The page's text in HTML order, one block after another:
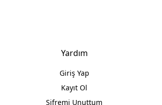
Yardım
Giriş Yap
Kayıt Ol
Şifremi Unuttum